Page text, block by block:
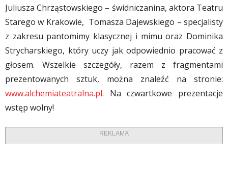
Juliusza Chrząstowskiego – świdniczanina, aktora Teatru
Starego w Krakowie, Tomasza Dajewskiego – specjalisty
z zakresu pantomimy klasycznej i mimu oraz Dominika
Strycharskiego, który uczy jak odpowiednio pracować z
głosem. Wszelkie szczegóły, razem z fragmentami
prezentowanych sztuk, można znaleźć na stronie:
www.alchemiateatralna.pl. Na czwartkowe prezentacje
wstęp wolny!
REKLAMA